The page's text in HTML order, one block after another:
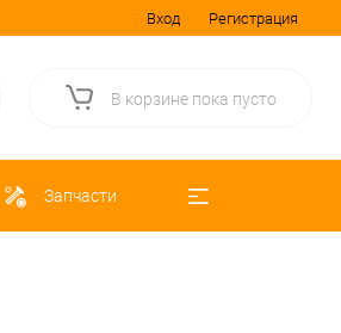
Вход Регистрация
В корзине пока пусто
Запчасти